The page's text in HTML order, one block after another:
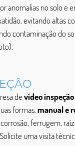
anomalias no solo e
evitando altas
contaminação do
devídeo inspeção
formas,manual e
ferrugem,
uma visita